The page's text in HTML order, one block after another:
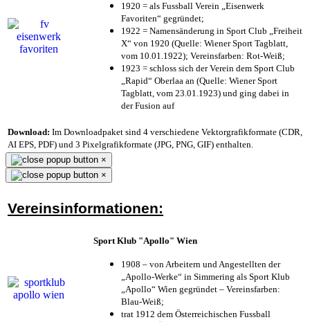
1920 = als Fussball Verein „Eisenwerk
Favoriten“ gegründet;
1922 = Namensänderung in Sport Club „Freiheit
X“ von 1920 (Quelle: Wiener Sport Tagblatt,
vom 10.01.1922); Vereinsfarben: Rot-Weiß;
1923 = schloss sich der Verein dem Sport Club
„Rapid“ Oberlaa an (Quelle: Wiener Sport
Tagblatt, vom 23.01.1923) und ging dabei in
der Fusion auf
Download: Im Downloadpaket sind 4 verschiedene Vektorgrafikformate (CDR,
AI EPS, PDF) und 3 Pixelgrafikformate (JPG, PNG, GIF) enthalten.
×
×
Vereinsinformationen:
Sport Klub "Apollo" Wien
1908 – von Arbeitern und Angestellten der
„Apollo-Werke“ in Simmering als Sport Klub
„Apollo“ Wien gegründet – Vereinsfarben:
Blau-Weiß;
trat 1912 dem Österreichischen Fussball